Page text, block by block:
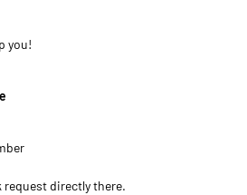
you!
request directly there.